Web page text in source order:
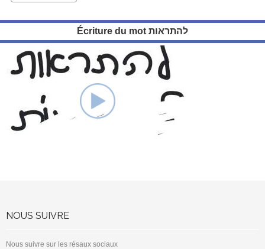
Écriture du mot להתראות
NOUS SUIVRE
Nous suivre sur les résaux sociaux